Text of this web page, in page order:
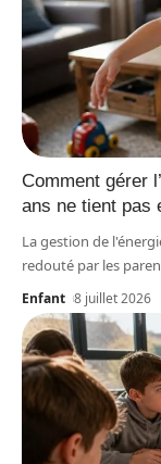
Comment gérer
ans ne tient pas
La gestion de
redouté par les
Enfant 8 juillet 2026